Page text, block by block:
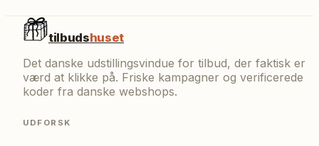
tilbudshuset
Det danske udstillingsvindue for tilbud, der faktisk er
værd at klikke på. Friske kampagner og verificerede
koder fra danske webshops.
UDFORSK